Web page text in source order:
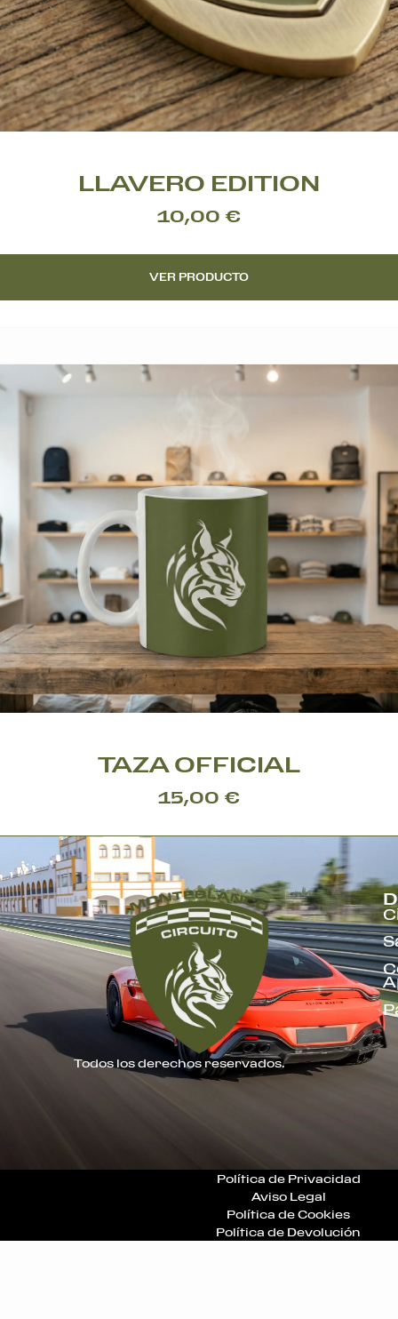
LLAVERO EDITION
10,00 €
VER PRODUCTO
TAZA OFFICIAL
15,00 €
VER PRODUCTO
Todos los derechos reservados.
Política de Privacidad
Aviso Legal
Política de Cookies
Política de Devolución